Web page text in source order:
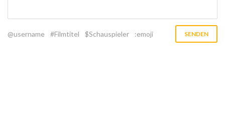
@username #Filmtitel $Schauspieler :emoji